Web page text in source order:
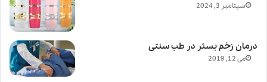
سپتامبر 3, 2024
درمان زخم بستر در طب سنتی
می 12, 2019